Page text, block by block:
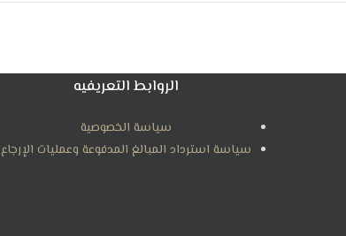
الروابط التعريفيه
سياسة الخصوصية
سياسة استرداد المبالغ المدفوعة وعمليات الإرجاع